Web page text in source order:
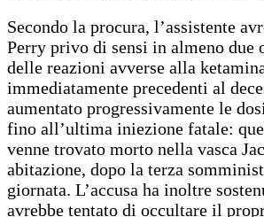
Secondo la procura, l’assistente
Perry privo di sensi in almeno due
delle reazioni avverse alla
immediatamente precedenti al
aumentato progressivamente le
fino all’ultima iniezione fatale:
venne trovato morto nella vasca
abitazione, dopo la terza
giornata. L’accusa ha inoltre
avrebbe tentato di occultare il